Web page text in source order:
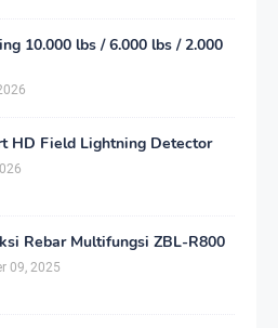
10.000 lbs / 6.000 lbs / 2.000
HD Field Lightning Detector
Rebar Multifungsi ZBL-R800
09, 2025